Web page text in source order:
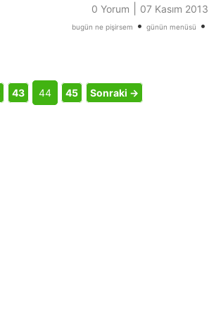
0 Yorum 07 Kasım 2013
bugün ne pişirsem • günün menüsü •
43 44 45 Sonraki →